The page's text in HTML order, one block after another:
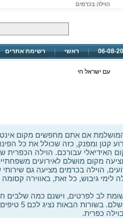
הוילה בכרמים
06-08- ראשי רשימת אתרים
עם ישראל חי
אם אתם מחפשים מקום
קטן ומפנק, כזה שכולל את כל
האידיאלי עבורכם. הוילה הכפרית
מקום מושלם לאירועים
הוילה בכרמים מציעה גם
לימי גיבוש, כל זאת, באווירה
לב לפרטים, וישנם כמה שלבים
לקחת בחשבון כדי שהאירוע
כפרית.